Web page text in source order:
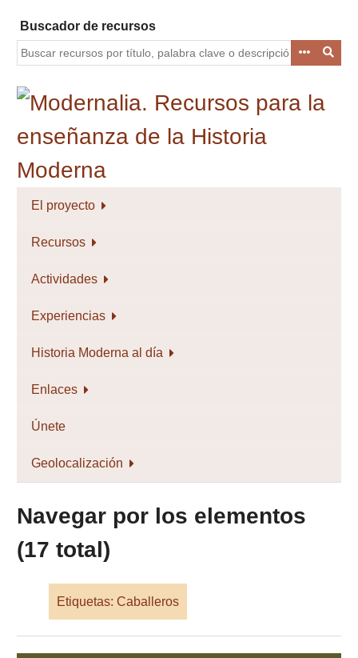
contenido
principal
Buscador de recursos
El proyecto
Recursos
Actividades
Experiencias
Historia Moderna al día
Enlaces
Únete
Geolocalización
Navegar por los elementos
(17 total)
Etiquetas: Caballeros